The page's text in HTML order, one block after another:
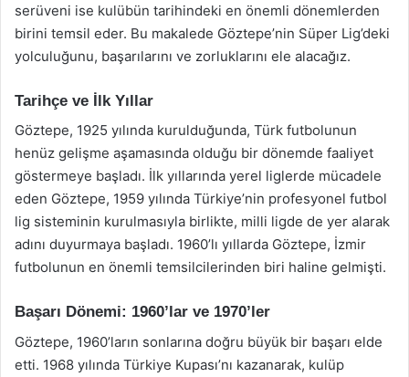
serüveni ise kulübün tarihindeki en önemli dönemlerden
birini temsil eder. Bu makalede Göztepe’nin Süper Lig’deki
yolculuğunu, başarılarını ve zorluklarını ele alacağız.
Tarihçe ve İlk Yıllar
Göztepe, 1925 yılında kurulduğunda, Türk futbolunun
henüz gelişme aşamasında olduğu bir dönemde faaliyet
göstermeye başladı. İlk yıllarında yerel liglerde mücadele
eden Göztepe, 1959 yılında Türkiye’nin profesyonel futbol
lig sisteminin kurulmasıyla birlikte, milli ligde de yer alarak
adını duyurmaya başladı. 1960’lı yıllarda Göztepe, İzmir
futbolunun en önemli temsilcilerinden biri haline gelmişti.
Başarı Dönemi: 1960’lar ve 1970’ler
Göztepe, 1960’ların sonlarına doğru büyük bir başarı elde
etti. 1968 yılında Türkiye Kupası’nı kazanarak, kulüp